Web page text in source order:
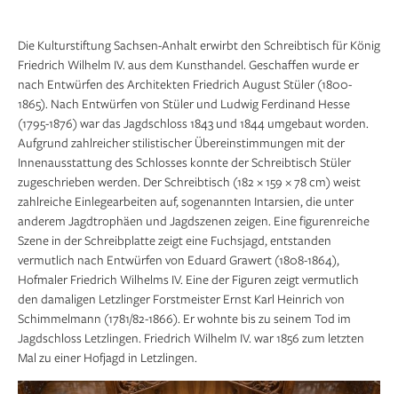
Die Kulturstiftung Sachsen-Anhalt erwirbt den Schreibtisch für König
Friedrich Wilhelm IV. aus dem Kunsthandel. Geschaffen wurde er
nach Entwürfen des Architekten Friedrich August Stüler (1800-
1865). Nach Entwürfen von Stüler und Ludwig Ferdinand Hesse
(1795-1876) war das Jagdschloss 1843 und 1844 umgebaut worden.
Aufgrund zahlreicher stilistischer Übereinstimmungen mit der
Innenausstattung des Schlosses konnte der Schreibtisch Stüler
zugeschrieben werden. Der Schreibtisch (182 × 159 × 78 cm) weist
zahlreiche Einlegearbeiten auf, sogenannten Intarsien, die unter
anderem Jagdtrophäen und Jagdszenen zeigen. Eine figurenreiche
Szene in der Schreibplatte zeigt eine Fuchsjagd, entstanden
vermutlich nach Entwürfen von Eduard Grawert (1808-1864),
Hofmaler Friedrich Wilhelms IV. Eine der Figuren zeigt vermutlich
den damaligen Letzlinger Forstmeister Ernst Karl Heinrich von
Schimmelmann (1781/82-1866). Er wohnte bis zu seinem Tod im
Jagdschloss Letzlingen. Friedrich Wilhelm IV. war 1856 zum letzten
Mal zu einer Hofjagd in Letzlingen.